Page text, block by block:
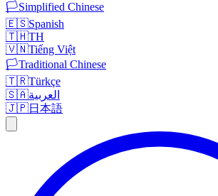
🏳️Simplified Chinese
🇪🇸Spanish
🇹🇭TH
🇻🇳Tiếng Việt
🏳️Traditional Chinese
🇹🇷Türkçe
🇸🇦العربية
🇯🇵日本語